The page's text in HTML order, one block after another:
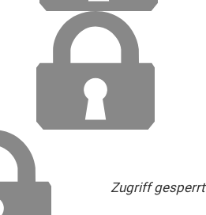
Zugriff gesperrt